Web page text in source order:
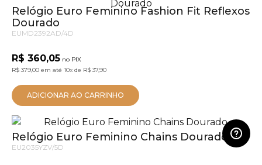
Relógio Euro Feminino Fashion Fit Reflexos
Dourado
EUMD2392AD/4D
R$ 360,05 no PIX
R$ 379,00 em até 10x de R$ 37,90
ADICIONAR AO CARRINHO
Relógio Euro Feminino Chains Dourado
EU2035YZV/5D